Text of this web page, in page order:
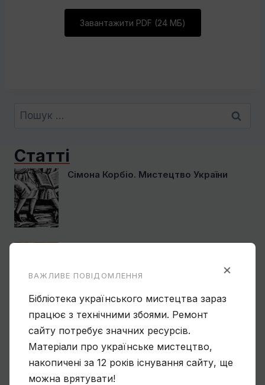
Завантажити PDF (24 МБ)
Пошук:
Статті
Сімона Корбіо. Мистецтво України
«Енеїда»
×
ВАЖЛИВЕ ПОВІДОМЛЕННЯ
Бібліотека українського мистецтва зараз
працює з технічними збоями. Ремонт
сайту потребує значних ресурсів.
Матеріали про українське мистецтво,
накопичені за 12 років існування сайту, ще
можна врятувати!